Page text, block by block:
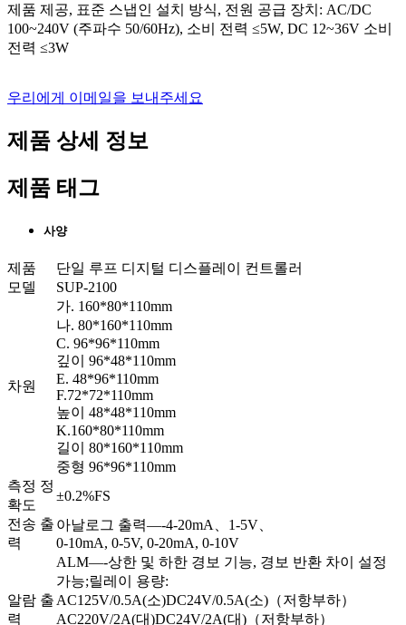
제품 제공, 표준 스냅인 설치 방식, 전원 공급 장치: AC/DC
100~240V (주파수 50/60Hz), 소비 전력 ≤5W, DC 12~36V 소비
전력 ≤3W
우리에게 이메일을 보내주세요
제품 상세 정보
제품 태그
사양
제품
단일 루프 디지털 디스플레이 컨트롤러
모델
SUP-2100
차원
가. 160*80*110mm
나. 80*160*110mm
C. 96*96*110mm
깊이 96*48*110mm
E. 48*96*110mm
F.72*72*110mm
높이 48*48*110mm
K.160*80*110mm
길이 80*160*110mm
중형 96*96*110mm
측정 정
확도
±0.2%FS
전송 출
력
아날로그 출력—-4-20mA、1-5V、
0-10mA, 0-5V, 0-20mA, 0-10V
알람 출
력
ALM—-상한 및 하한 경보 기능, 경보 반환 차이 설정
가능;릴레이 용량:
AC125V/0.5A(소)DC24V/0.5A(소)（저항부하）
AC220V/2A(대)DC24V/2A(대)（저항부하）